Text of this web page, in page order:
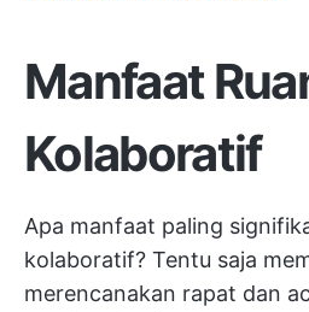
Manfaat
Kolaboratif
Apa manfaat paling
kolaboratif? Tentu saja
merencanakan rapat dan